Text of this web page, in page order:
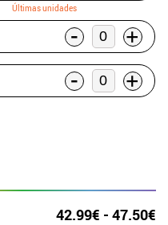
Últimas unidades
- +
- +
42.99€ - 47.50€